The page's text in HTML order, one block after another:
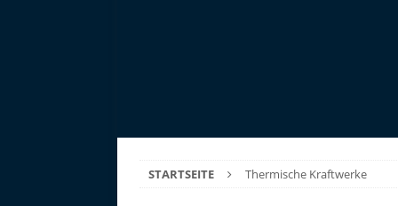
STARTSEITE Thermische Kraftwerke